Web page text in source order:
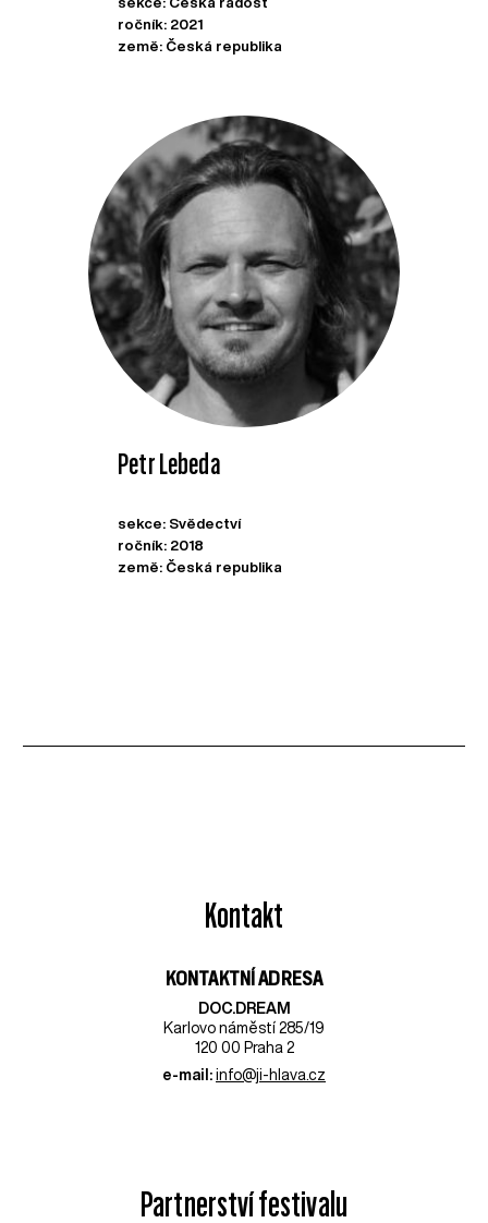
ročník: 2021
země: Česká republika
Petr Lebeda
sekce: Svědectví
ročník: 2018
země: Česká republika
Kontakt
KONTAKTNÍ ADRESA
DOC.DREAM​
Karlovo náměstí 285/19
120 00 Praha 2
e-mail: info@ji-hlava.cz
Partnerství festivalu